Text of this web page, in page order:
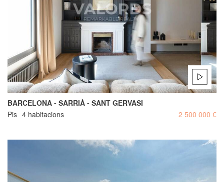
BARCELONA - SARRIÀ - SANT GERVASI
Pis 4 habitacions 2 500 000 €